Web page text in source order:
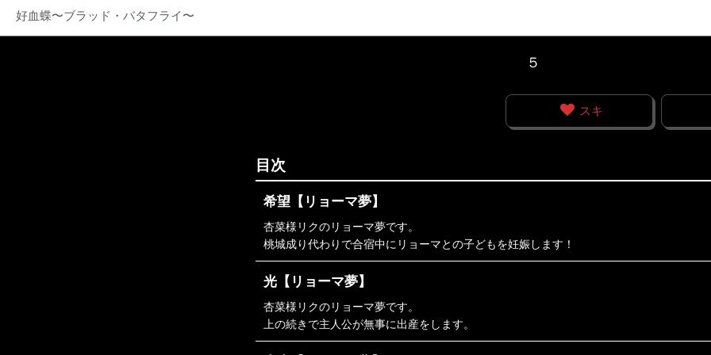
好血蝶〜ブラッド・バタフライ〜
５
スキ
目次
希望【リョーマ夢】
杏菜様リクのリョーマ夢です。
桃城成り代わりで合宿中にリョーマとの子どもを妊娠します！
光【リョーマ夢】
杏菜様リクのリョーマ夢です。
上の続きで主人公が無事に出産をします。